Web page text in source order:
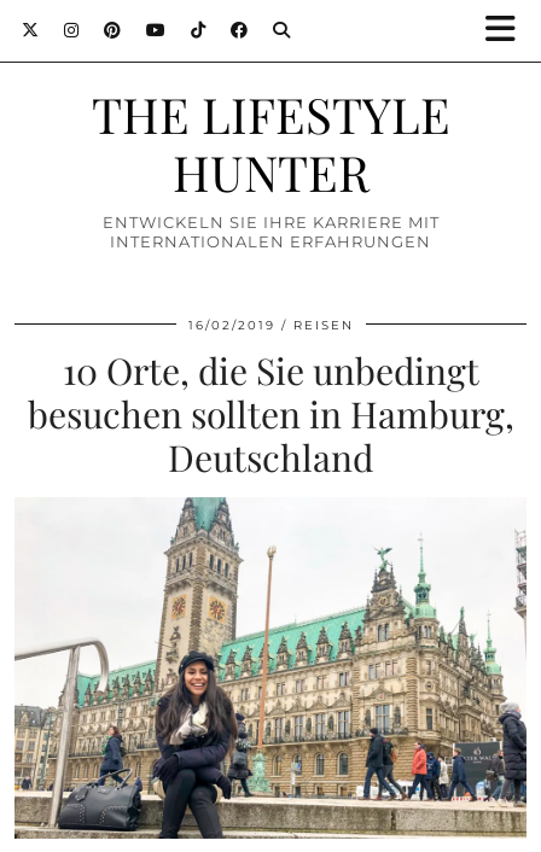
THE LIFESTYLE
HUNTER
ENTWICKELN SIE IHRE KARRIERE MIT
INTERNATIONALEN ERFAHRUNGEN
16/02/2019 REISEN
10 Orte, die Sie unbedingt
besuchen sollten in Hamburg,
Deutschland